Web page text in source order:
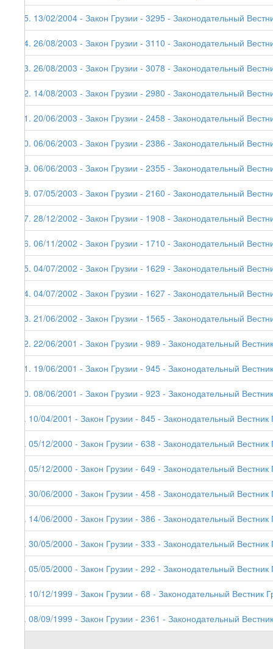
25. 13/02/2004 - Закон Грузии - 3295 - Законодательный
24. 26/08/2003 - Закон Грузии - 3110 - Законодательный
23. 26/08/2003 - Закон Грузии - 3078 - Законодательный
22. 14/08/2003 - Закон Грузии - 2980 - Законодательный
21. 20/06/2003 - Закон Грузии - 2458 - Законодательный
20. 06/06/2003 - Закон Грузии - 2386 - Законодательный
19. 06/06/2003 - Закон Грузии - 2355 - Законодательный
18. 07/05/2003 - Закон Грузии - 2160 - Законодательный
17. 28/12/2002 - Закон Грузии - 1908 - Законодательный
16. 06/11/2002 - Закон Грузии - 1710 - Законодательный
15. 04/07/2002 - Закон Грузии - 1629 - Законодательный
14. 04/07/2002 - Закон Грузии - 1627 - Законодательный
13. 21/06/2002 - Закон Грузии - 1565 - Законодательный
12. 22/06/2001 - Закон Грузии - 989 - Законодательный
11. 19/06/2001 - Закон Грузии - 945 - Законодательный
10. 08/06/2001 - Закон Грузии - 923 - Законодательный
9. 10/04/2001 - Закон Грузии - 845 - Законодательный
8. 05/12/2000 - Закон Грузии - 638 - Законодательный
7. 05/12/2000 - Закон Грузии - 649 - Законодательный
6. 30/06/2000 - Закон Грузии - 458 - Законодательный
5. 14/06/2000 - Закон Грузии - 386 - Законодательный
4. 30/05/2000 - Закон Грузии - 333 - Законодательный
3. 05/05/2000 - Закон Грузии - 292 - Законодательный
2. 10/12/1999 - Закон Грузии - 68 - Законодательный Вестник
1. 08/09/1999 - Закон Грузии - 2361 - Законодательный